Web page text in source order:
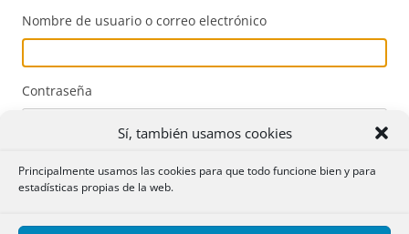
Sí, también usamos cookies
Principalmente usamos las cookies para que todo funcione bien y para
estadísticas propias de la web.
Nombre de usuario o correo electrónico
Contraseña